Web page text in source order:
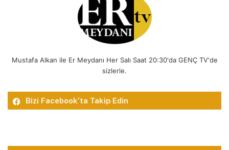
Mustafa Alkan ile Er Meydanı Her Salı Saat 20:30'da GENÇ TV'de
sizlerle.
Bizi Facebook’ta Takip Edin